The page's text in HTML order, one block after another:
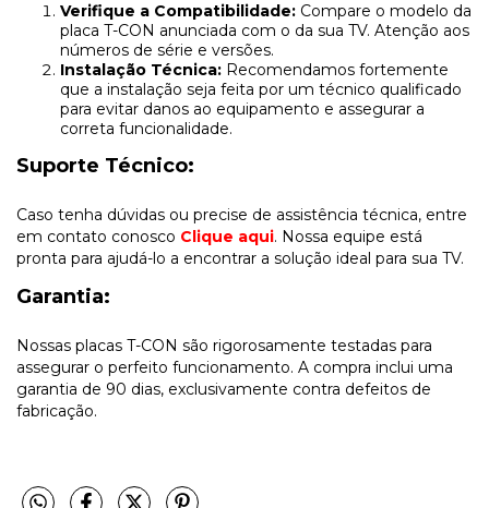
Verifique a Compatibilidade: Compare o modelo da
placa T-CON anunciada com o da sua TV. Atenção aos
números de série e versões.
Instalação Técnica: Recomendamos fortemente
que a instalação seja feita por um técnico qualificado
para evitar danos ao equipamento e assegurar a
correta funcionalidade.
Suporte Técnico:
Caso tenha dúvidas ou precise de assistência técnica, entre
em contato conosco Clique aqui. Nossa equipe está
pronta para ajudá-lo a encontrar a solução ideal para sua TV.
Garantia:
Nossas placas T-CON são rigorosamente testadas para
assegurar o perfeito funcionamento. A compra inclui uma
garantia de 90 dias, exclusivamente contra defeitos de
fabricação.